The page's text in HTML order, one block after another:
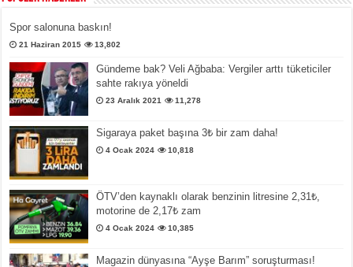
Spor salonuna baskın!
21 Haziran 2015 13,802
Gündeme bak? Veli Ağbaba: Vergiler arttı tüketiciler
sahte rakıya yöneldi
23 Aralık 2021 11,278
Sigaraya paket başına 3₺ bir zam daha!
4 Ocak 2024 10,818
ÖTV’den kaynaklı olarak benzinin litresine 2,31₺,
motorine de 2,17₺ zam
4 Ocak 2024 10,385
Magazin dünyasına “Ayşe Barım” soruşturması!